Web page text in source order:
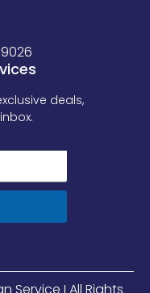
deals,